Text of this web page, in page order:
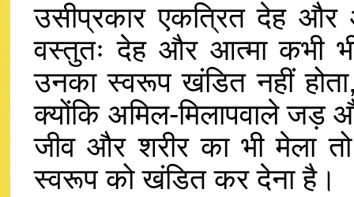
उसीप्रकार एकत्रित देह और
वस्तुतः देह और आत्मा कभी
उनका स्वरूप खंडित नहीं
क्योंकि अमिल-मिलापवाले जड़
जीव और शरीर का भी मेला
स्वरूप को खंडित कर देना है।